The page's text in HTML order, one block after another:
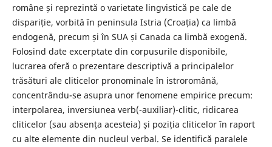
române și reprezintă o varietate lingvistică pe cale de
dispariție, vorbită în peninsula Istria (Croația) ca limbă
endogenă, precum și în SUA și Canada ca limbă exogenă.
Folosind date excerptate din corpusurile disponibile,
lucrarea oferă o prezentare descriptivă a principalelor
trăsături ale cliticelor pronominale în istroromână,
concentrându-se asupra unor fenomene empirice precum:
interpolarea, inversiunea verb(-auxiliar)-clitic, ridicarea
cliticelor (sau absența acesteia) și poziția cliticelor în raport
cu alte elemente din nucleul verbal. Se identifică paralele